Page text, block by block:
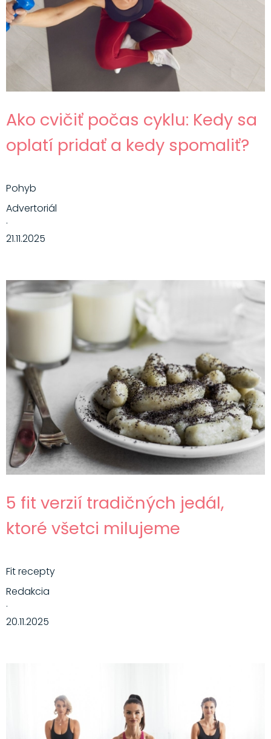
Hlavné jedlá
Ostatné
Motivácia
Zdravie
Ako cvičiť počas cyklu: Kedy sa
oplatí pridať a kedy spomaliť?
Pohyb
Advertoriál
·
21.11.2025
5 fit verzií tradičných jedál,
ktoré všetci milujeme
Fit recepty
Redakcia
·
20.11.2025